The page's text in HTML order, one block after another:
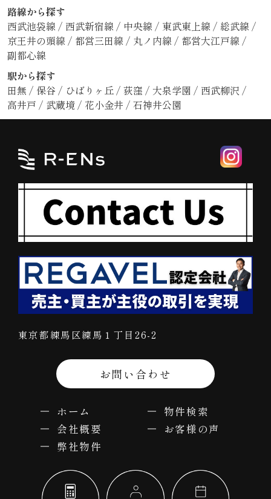
路線から探す
西武池袋線/ 西武新宿線/ 中央線/ 東武東上線/ 総武線/
京王井の頭線/ 都営三田線/ 丸ノ内線/ 都営大江戸線/
副都心線
駅から探す
田無 / 保谷 / ひばりヶ丘/ 荻窪 / 大泉学園 / 西武柳沢 /
高井戸 / 武蔵境/ 花小金井 / 石神井公園
東京都練馬区練馬１丁目26-2
お問い合わせ
ホーム
物件検索
会社概要
お客様の声
弊社物件